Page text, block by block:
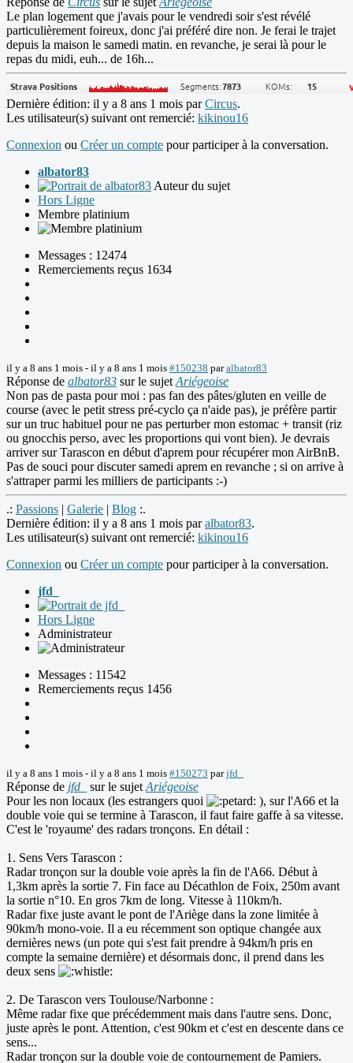
Le plan logement que j'avais pour le vendredi soir s'est révélé
particulièrement foireux, donc j'ai préféré dire non. Je ferai le trajet
depuis la maison le samedi matin. en revanche, je serai là pour le
repas du midi, euh... de 16h...
Dernière édition: il y a 8 ans 1 mois parCircus.
Les utilisateur(s) suivant ont remercié: kikinou16
Connexion ou Créer un compte pour participer à la conversation.
albator83
Auteur du sujet
Hors Ligne
Membre platinium
Messages : 12474
Remerciements reçus 1634
il y a 8 ans 1 mois - il y a 8 ans 1 mois #150238 paralbator83
Réponse de albator83 sur le sujet Ariégeoise
Non pas de pasta pour moi : pas fan des pâtes/gluten en veille de
course (avec le petit stress pré-cyclo ça n'aide pas), je préfère partir
sur un truc habituel pour ne pas perturber mon estomac + transit (riz
ou gnocchis perso, avec les proportions qui vont bien). Je devrais
arriver sur Tarascon en début d'aprem pour récupérer mon AirBnB.
Pas de souci pour discuter samedi aprem en revanche ; si on arrive à
s'attraper parmi les milliers de participants :-)
.: Passions | Galerie | Blog :.
Dernière édition: il y a 8 ans 1 mois paralbator83.
Les utilisateur(s) suivant ont remercié: kikinou16
Connexion ou Créer un compte pour participer à la conversation.
jfd_
Hors Ligne
Administrateur
Messages : 11542
Remerciements reçus 1456
il y a 8 ans 1 mois - il y a 8 ans 1 mois #150273 parjfd_
Réponse de jfd_ sur le sujet Ariégeoise
Pour les non locaux (les estrangers quoi
), sur l'A66 et la
double voie qui se termine à Tarascon, il faut faire gaffe à sa vitesse.
C'est le 'royaume' des radars tronçons. En détail :
1. Sens Vers Tarascon :
Radar tronçon sur la double voie après la fin de l'A66. Début à
1,3km après la sortie 7. Fin face au Décathlon de Foix, 250m avant
la sortie n°10. En gros 7km de long. Vitesse à 110km/h.
Radar fixe juste avant le pont de l'Ariège dans la zone limitée à
90km/h mono-voie. Il a eu récemment son optique changée aux
dernières news (un pote qui s'est fait prendre à 94km/h pris en
compte la semaine dernière) et désormais donc, il prend dans les
deux sens
2. De Tarascon vers Toulouse/Narbonne :
Même radar fixe que précédemment mais dans l'autre sens. Donc,
juste après le pont. Attention, c'est 90km et c'est en descente dans ce
sens...
Radar tronçon sur la double voie de contournement de Pamiers.